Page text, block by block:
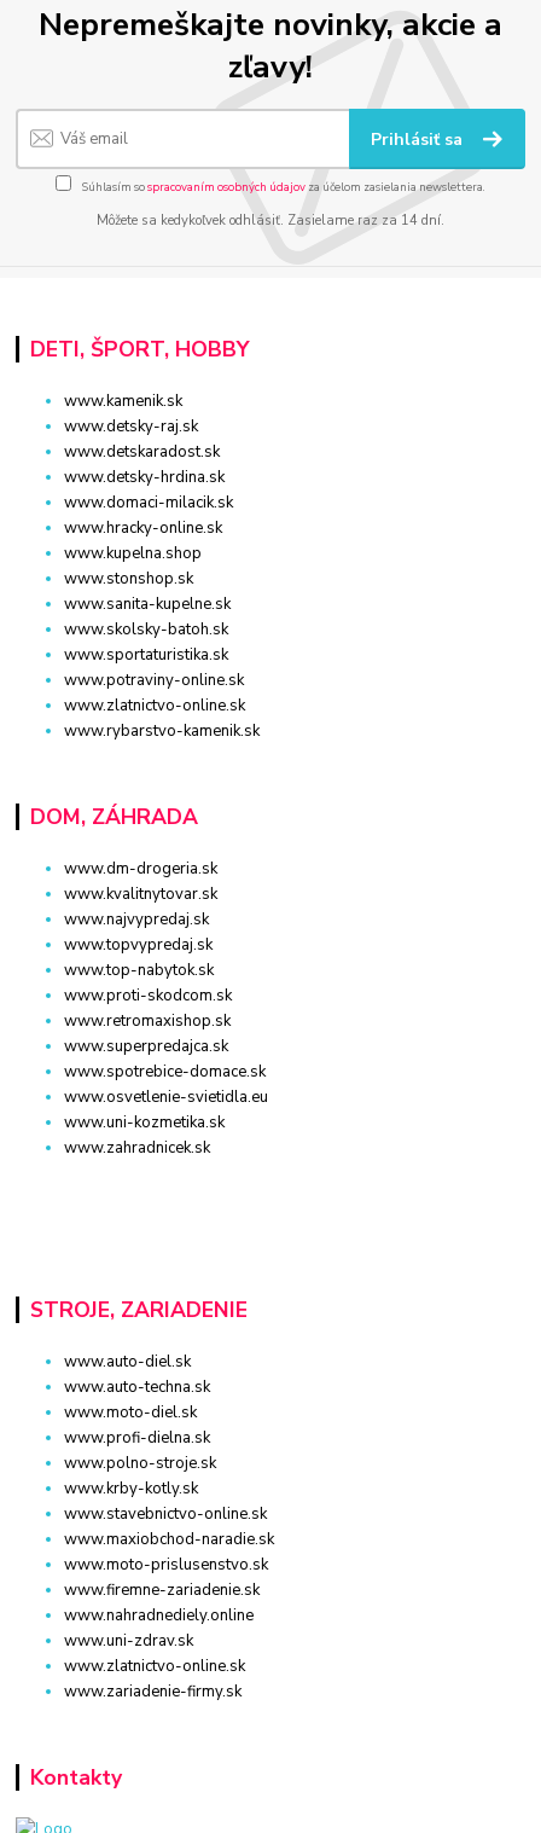
Nepremeškajte novinky, akcie a
zľavy!
Prihlásiť sa
Súhlasím sospracovaním osobných údajov za účelom zasielania newslettera.
Môžete sa kedykoľvek odhlásiť. Zasielame raz za 14 dní.
DETI, ŠPORT, HOBBY
www.kamenik.sk
www.detsky-raj.sk
www.detskaradost.sk
www.detsky-hrdina.sk
www.domaci-milacik.sk
www.hracky-online.sk
www.kupelna.shop
www.stonshop.sk
www.sanita-kupelne.sk
www.skolsky-batoh.sk
www.sportaturistika.sk
www.potraviny-online.sk
www.zlatnictvo-online.sk
www.rybarstvo-kamenik.sk
DOM, ZÁHRADA
www.dm-drogeria.sk
www.kvalitnytovar.sk
www.najvypredaj.sk
www.topvypredaj.sk
www.top-nabytok.sk
www.proti-skodcom.sk
www.retromaxishop.sk
www.superpredajca.sk
www.spotrebice-domace.sk
www.osvetlenie-svietidla.eu
www.uni-kozmetika.sk
www.zahradnicek.sk
STROJE, ZARIADENIE
www.auto-diel.sk
www.auto-techna.sk
www.moto-diel.sk
www.profi-dielna.sk
www.polno-stroje.sk
www.krby-kotly.sk
www.stavebnictvo-online.sk
www.maxiobchod-naradie.sk
www.moto-prislusenstvo.sk
www.firemne-zariadenie.sk
www.nahradnediely.online
www.uni-zdrav.sk
www.zlatnictvo-online.sk
www.zariadenie-firmy.sk
Kontakty